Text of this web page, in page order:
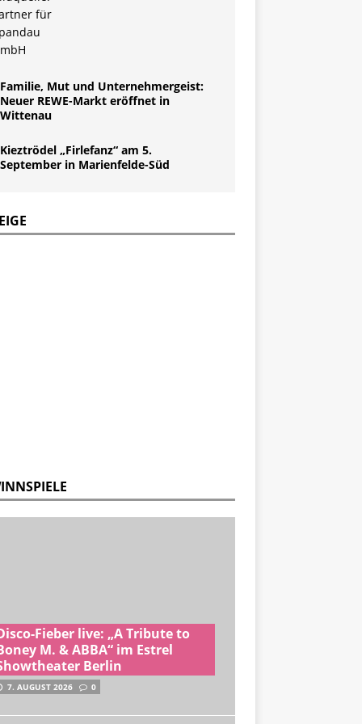
Familie, Mut und Unternehmergeist:
Neuer REWE-Markt eröffnet in
Wittenau
Kieztrödel „Firlefanz“ am 5.
September in Marienfelde-Süd
Fieber live: „A Tribute to
M. & ABBA“ im Estrel
Berlin
7. AUGUST 2026 0